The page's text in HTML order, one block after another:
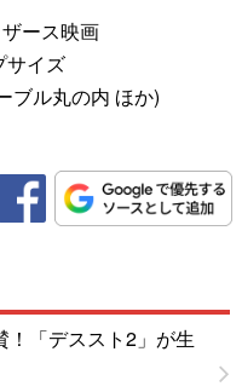
ース映画
サイズ
ブル丸の内 ほか)
！「デススト2」が生